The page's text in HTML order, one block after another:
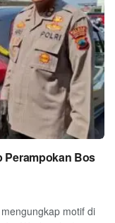
Perampokan Bos
motif di